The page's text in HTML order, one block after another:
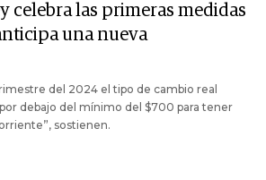
celebra las primeras medidas
una nueva
del 2024 el tipo de cambio real
debajo del mínimo del $700 para tener
sostienen.